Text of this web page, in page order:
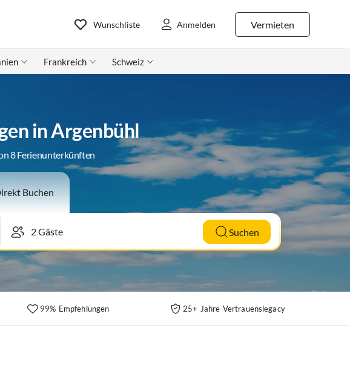
Vermieten
Wunschliste Anmelden
Frankreich Schweiz
in Argenbühl
8 Ferienunterkünften
Buchen
Suchen
99% Empfehlungen 25+ Jahre Vertrauenslegacy